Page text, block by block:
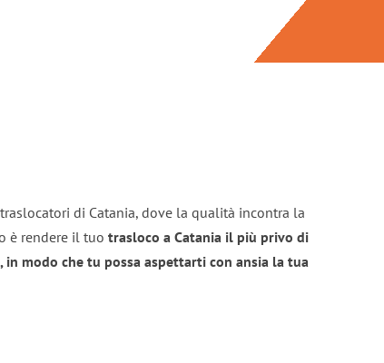
di Catania, dove la qualità incontra la
è rendere il tuo trasloco a Catania il più privo di
in modo che tu possa aspettarti con ansia la tua